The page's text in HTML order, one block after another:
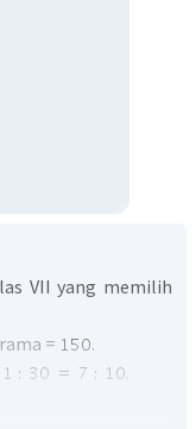
VII yang memilih
=
.
.